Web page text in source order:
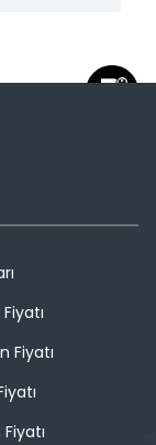
Fiyatı